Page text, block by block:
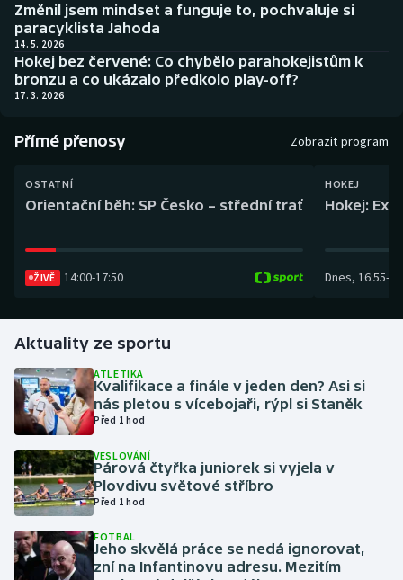
Basketbal
Biatlon
Boby a skeleton
Box
Curling
Florbal
Golf
Gymnastika
Házená
Jezdectví
Judo
Krasobruslení
Historické návraty
Aplikace ČT sport
AZ kvíz
Změnil jsem mindset a funguje to, pochvaluje si
paracyklista Jahoda
14. 5. 2026
Hokej bez červené: Co chybělo parahokejistům k
bronzu a co ukázalo předkolo play-off?
17. 3. 2026
Přímé přenosy Zobrazit program
OSTATNÍ
Orientační běh: SP Česko – střední trať
ŽIVĚ 14:00-17:50
HOKEJ
Hokej:
Dnes, 16:55-
Aktuality ze sportu
ATLETIKA
Kvalifikace a finále v jeden den? Asi si
nás pletou s vícebojaři, rýpl si Staněk
Před 1 hod
VESLOVÁNÍ
Párová čtyřka juniorek si vyjela v
Plovdivu světové stříbro
Před 1 hod
FOTBAL
Jeho skvělá práce se nedá ignorovat,
zní na Infantinovu adresu. Mezitím